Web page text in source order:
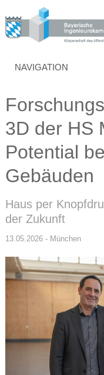
NAVIGATION
3D der HS
Potential
Gebäuden
Haus per
der Zukunft
13.05.2026 - München